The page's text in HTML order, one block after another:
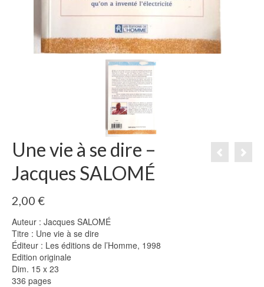
Une vie à se dire –
Jacques SALOMÉ
2,00 €
Auteur : Jacques SALOMÉ
Titre : Une vie à se dire
Éditeur : Les éditions de l’Homme, 1998
Edition originale
Dim. 15 x 23
336 pages